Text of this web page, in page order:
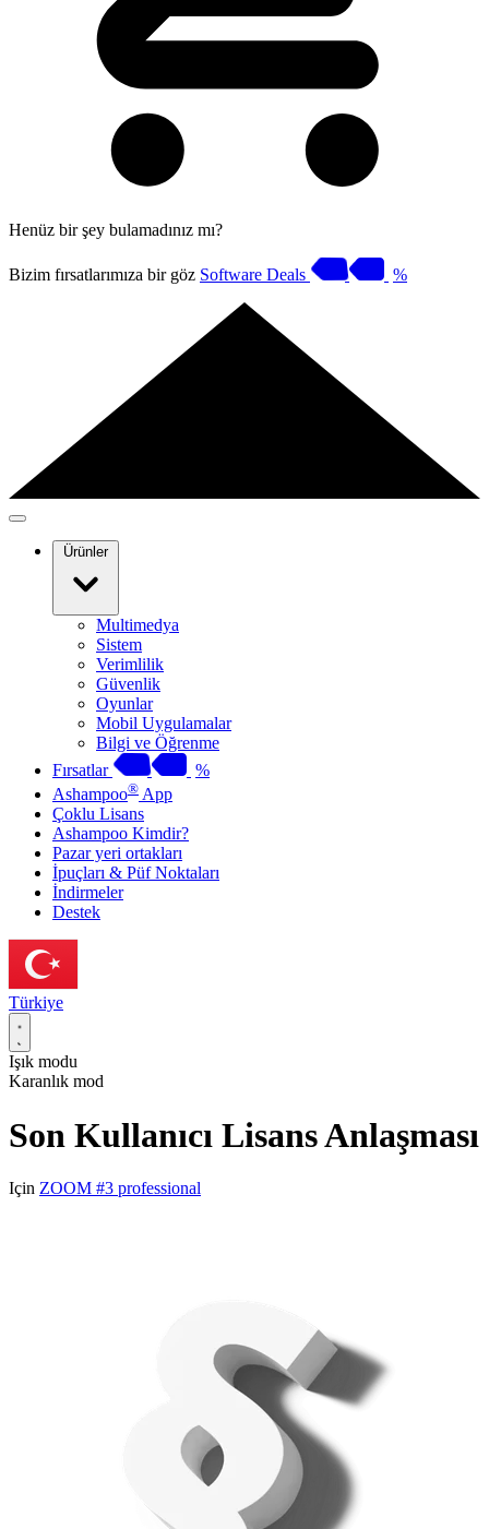
Henüz bir şey bulamadınız mı?
Bizim fırsatlarımıza bir göz Software Deals %
Ürünler
Multimedya
Sistem
Verimlilik
Güvenlik
Oyunlar
Mobil Uygulamalar
Bilgi ve Öğrenme
Fırsatlar
%
Ashampoo® App
Çoklu Lisans
Ashampoo Kimdir?
Pazar yeri ortakları
İpuçları & Püf Noktaları
İndirmeler
Destek
Türkiye
Işık modu
Karanlık mod
Son Kullanıcı Lisans Anlaşması
Için ZOOM #3 professional